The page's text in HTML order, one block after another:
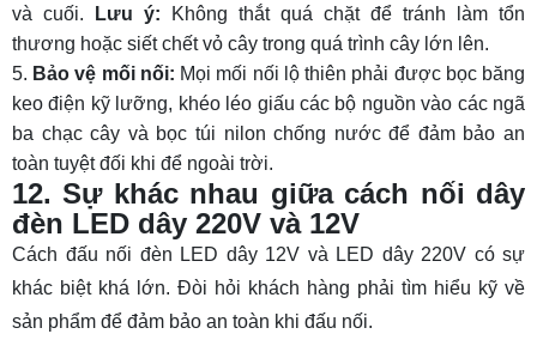
và cuối.
Lưu ý: Không thắt quá chặt để tránh làm tổn
thương hoặc siết chết vỏ cây trong quá trình cây lớn lên.
Bảo vệ mối nối: Mọi mối nối lộ thiên phải được bọc băng
keo điện kỹ lưỡng, khéo léo giấu các bộ nguồn vào các ngã
ba chạc cây và bọc túi nilon chống nước để đảm bảo an
toàn tuyệt đối khi để ngoài trời.
12. Sự khác nhau giữa cách nối dây
đèn LED dây 220V và 12V
Cách đấu nối đèn LED dây 12V và LED dây 220V có sự
khác biệt khá lớn. Đòi hỏi khách hàng phải tìm hiểu kỹ về
sản phẩm để đảm bảo an toàn khi đấu nối.